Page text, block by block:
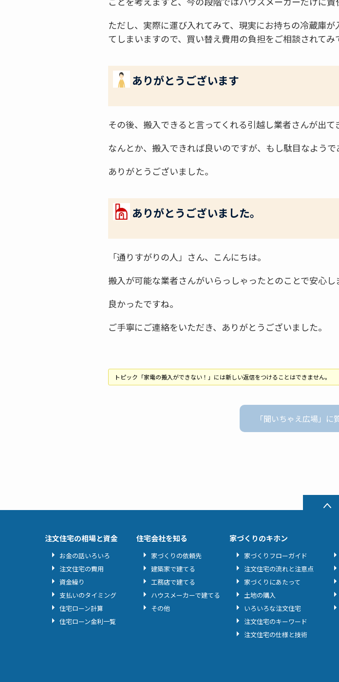
ただし、実際に運び入れてみて、現実にお持ちの冷蔵庫
てしまいますので、買い替え費用の負担をご相談されてみ
ありがとうございます
その後、搬入できると言ってくれる引越し業者さんが出て
なんとか、搬入できれば良いのですが、もし駄目なよう
ありがとうございました。
ありがとうございました。
「通りすがりの人」さん、こんにちは。
搬入が可能な業者さんがいらっしゃったとのことで安心し
良かったですね。
ご手寧にご連絡をいただき、ありがとうございました。
トピック「家電の搬入ができない！」には新しい返信をつけることはできません。
「聞いちゃえ広場」に
注文住宅の相場と資金
お金の話いろいろ
注文住宅の費用
資金繰り
支払いのタイミング
住宅ローン計算
住宅ローン金利一覧
住宅会社を知る
家づくりの依頼先
建築家で建てる
工務店で建てる
ハウスメーカーで建てる
その他
家づくりのキホン
家づくりフローガイド
注文住宅の流れと注意点
家づくりにあたって
土地の購入
いろいろな注文住宅
注文住宅のキーワード
注文住宅の仕様と技術